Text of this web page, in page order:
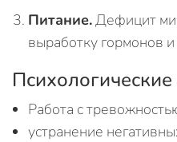
Питание.Дефицит
выработку гормонов
Работа с
устранение